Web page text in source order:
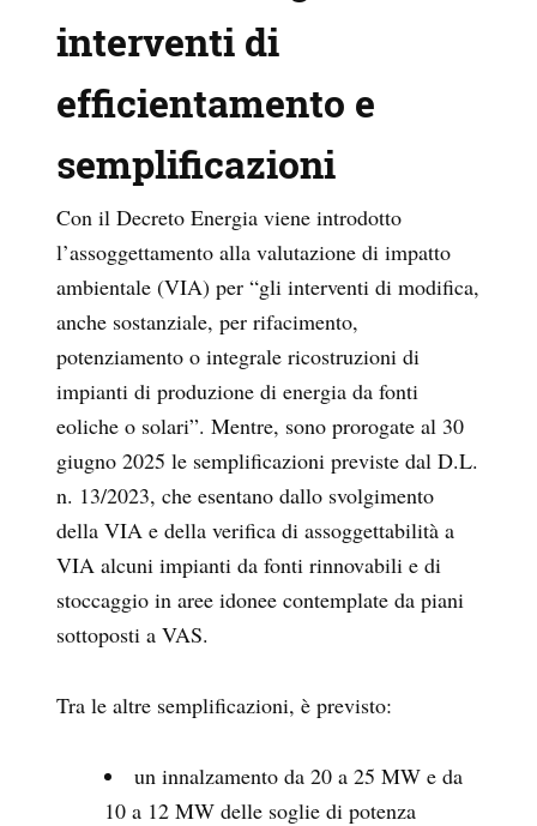
interventi di
efficientamento e
semplificazioni
Con il Decreto Energia viene introdotto
l’assoggettamento alla valutazione di impatto
ambientale (VIA) per “gli interventi di modifica,
anche sostanziale, per rifacimento,
potenziamento o integrale ricostruzioni di
impianti di produzione di energia da fonti
eoliche o solari”. Mentre, sono prorogate al 30
giugno 2025 le semplificazioni previste dal D.L.
n. 13/2023, che esentano dallo svolgimento
della VIA e della verifica di assoggettabilità a
VIA alcuni impianti da fonti rinnovabili e di
stoccaggio in aree idonee contemplate da piani
sottoposti a VAS.
Tra le altre semplificazioni, è previsto:
un innalzamento da 20 a 25 MW e da
10 a 12 MW delle soglie di potenza